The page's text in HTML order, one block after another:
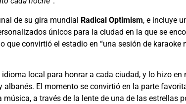
de su gira mundial Radical Optimism, e incluye
únicos para la ciudad en la que se
que convirtió el estadio en “una sesión de karaoke
local para honrar a cada ciudad, y lo hizo en
El momento se convirtió en la parte
a través de la lente de una de las estrellas